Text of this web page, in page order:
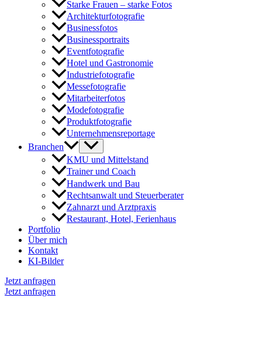
Starke Frauen – starke Fotos
Architekturfotografie
Businessfotos
Businessportraits
Eventfotografie
Hotel und Gastronomie
Industriefotografie
Messefotografie
Mitarbeiterfotos
Modefotografie
Produktfotografie
Unternehmensreportage
Branchen
KMU und Mittelstand
Trainer und Coach
Handwerk und Bau
Rechtsanwalt und Steuerberater
Zahnarzt und Arztpraxis
Restaurant, Hotel, Ferienhaus
Portfolio
Über mich
Kontakt
KI-Bilder
Jetzt anfragen
Jetzt anfragen